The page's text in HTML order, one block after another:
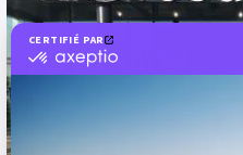
CERTIFIÉ PAR
certifié